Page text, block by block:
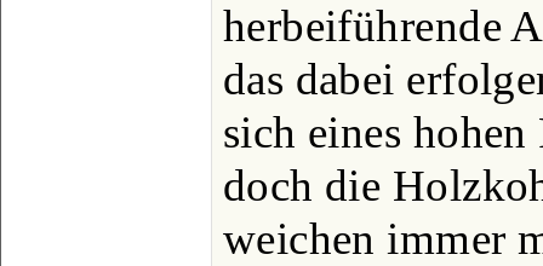
herbeiführende
das dabei
sich eines
doch die
weichen immer